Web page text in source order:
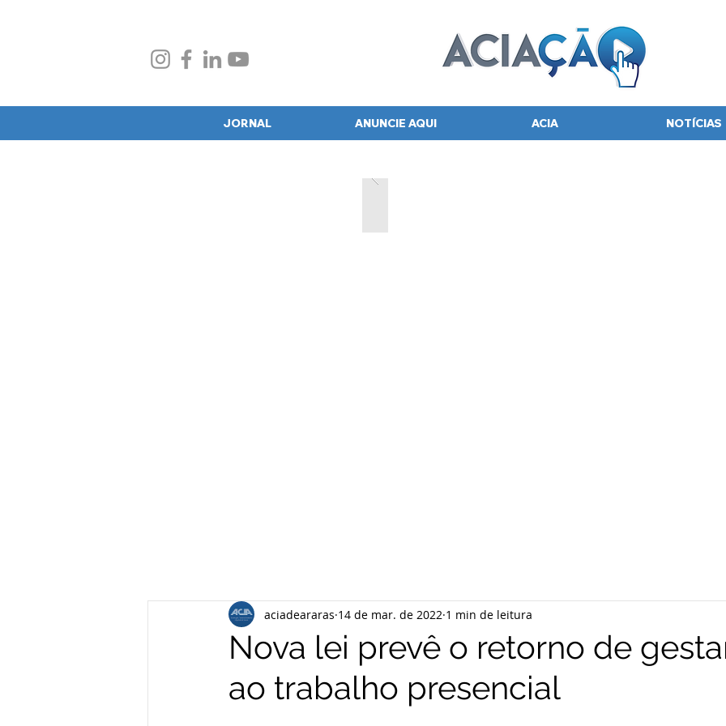
JORNAL ANUNCIE AQUI ACIA NOTÍCIAS
Nova lei prevê o retorno de
ao trabalho presencial
aciadeararas 14 de mar. de 2022 1 min de leitura